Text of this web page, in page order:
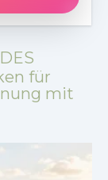
für
mit